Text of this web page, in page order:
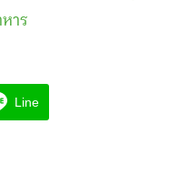
าร
Line